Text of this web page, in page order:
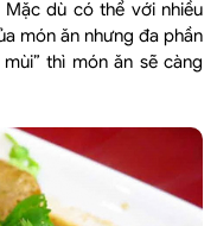
dù có thể với nhiều
món ăn nhưng đa phần
thì món ăn sẽ càng